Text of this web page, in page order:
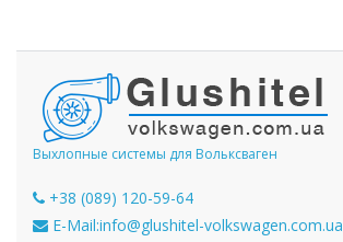
Выхлопные системы для Вольксваген
+38 (089) 120-59-64
E-Mail:info@glushitel-volkswagen.com.ua